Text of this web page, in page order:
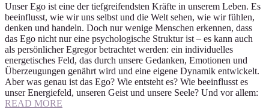
Unser Ego ist eine der tiefgreifendsten Kräfte in unserem Leben. Es
beeinflusst, wie wir uns selbst und die Welt sehen, wie wir fühlen,
denken und handeln. Doch nur wenige Menschen erkennen, dass
das Ego nicht nur eine psychologische Struktur ist – es kann auch
als persönlicher Egregor betrachtet werden: ein individuelles
energetisches Feld, das durch unsere Gedanken, Emotionen und
Überzeugungen genährt wird und eine eigene Dynamik entwickelt.
Aber was genau ist das Ego? Wie entsteht es? Wie beeinflusst es
unser Energiefeld, unseren Geist und unsere Seele? Und vor allem:
READ MORE